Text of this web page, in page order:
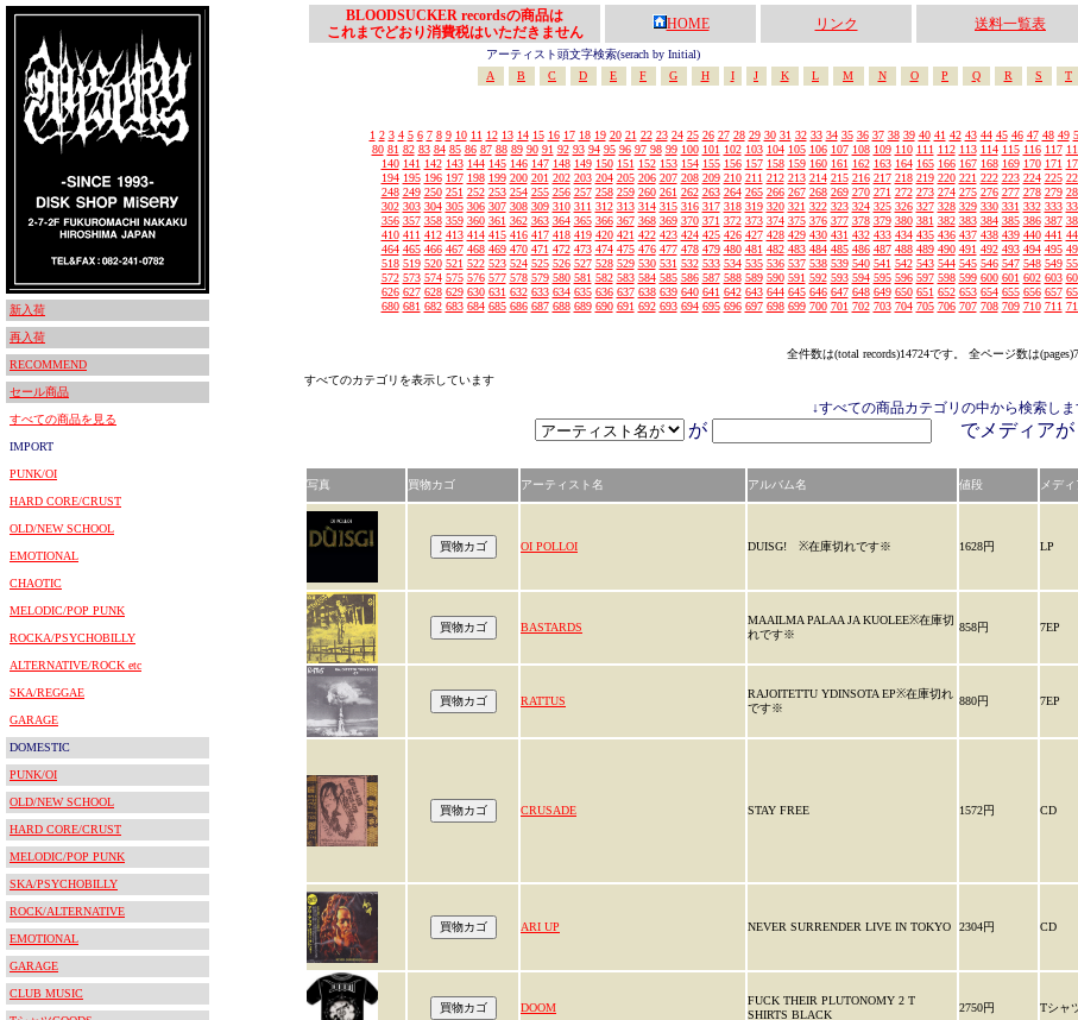
新入荷
再入荷
RECOMMEND
セール商品
すべての商品を見る
IMPORT
PUNK/OI
HARD CORE/CRUST
OLD/NEW SCHOOL
EMOTIONAL
CHAOTIC
MELODIC/POP PUNK
ROCKA/PSYCHOBILLY
ALTERNATIVE/ROCK etc
SKA/REGGAE
GARAGE
DOMESTIC
PUNK/OI
OLD/NEW SCHOOL
HARD CORE/CRUST
MELODIC/POP PUNK
SKA/PSYCHOBILLY
ROCK/ALTERNATIVE
EMOTIONAL
GARAGE
CLUB MUSIC
BLOODSUCKER recordsの商品は
これまでどおり消費税はいただきません
HOME リンク 送料一覧表
アーティスト頭文字検索(serach by Initial)
A
B C D E F G H I J K L M N O P Q R S T
1 2 3 4 5 6 7 8 9 10 11 12 13 14 15 16 17 18 19 20 21 22 23 24 25 26 27 28 29 30 31 32 33 34 35 36 37 38 39 40 41 42 43 44 45 46 47 48 49
80 81 82 83 84 85 86 87 88 89 90 91 92 93 94 95 96 97 98 99 100 101 102 103 104 105 106 107 108 109 110 111 112 113 114 115 116 117
140 141 142 143 144 145 146 147 148 149 150 151 152 153 154 155 156 157 158 159 160 161 162 163 164 165 166 167 168 169 170 171
194 195 196 197 198 199 200 201 202 203 204 205 206 207 208 209 210 211 212 213 214 215 216 217 218 219 220 221 222 223 224 225
248 249 250 251 252 253 254 255 256 257 258 259 260 261 262 263 264 265 266 267 268 269 270 271 272 273 274 275 276 277 278 279
302 303 304 305 306 307 308 309 310 311 312 313 314 315 316 317 318 319 320 321 322 323 324 325 326 327 328 329 330 331 332 333
356 357 358 359 360 361 362 363 364 365 366 367 368 369 370 371 372 373 374 375 376 377 378 379 380 381 382 383 384 385 386 387
410 411 412 413 414 415 416 417 418 419 420 421 422 423 424 425 426 427 428 429 430 431 432 433 434 435 436 437 438 439 440 441
464 465 466 467 468 469 470 471 472 473 474 475 476 477 478 479 480 481 482 483 484 485 486 487 488 489 490 491 492 493 494 495
518 519 520 521 522 523 524 525 526 527 528 529 530 531 532 533 534 535 536 537 538 539 540 541 542 543 544 545 546 547 548 549
572 573 574 575 576 577 578 579 580 581 582 583 584 585 586 587 588 589 590 591 592 593 594 595 596 597 598 599 600 601 602 603
626 627 628 629 630 631 632 633 634 635 636 637 638 639 640 641 642 643 644 645 646 647 648 649 650 651 652 653 654 655 656 657
680 681 682 683 684 685 686 687 688 689 690 691 692 693 694 695 696 697 698 699 700 701 702 703 704 705 706 707 708 709 710 711
全件数は(total records)14724です。 全ページ数は
すべてのカテゴリを表示しています
↓すべての商品カテゴリの中から検索し
が でメディア
写真 買物カゴ アーティスト名 アルバム名 値段 メディ
OI POLLOI DUISG! ※在庫切れです※ 1628円 LP
BASTARDS
MAAILMA PALAA JA KUOLEE※在庫切
れです※
858円 7EP
RATTUS
RAJOITETTU YDINSOTA EP※在庫切れ
です※
880円 7EP
CRUSADE STAY FREE 1572円 CD
ARI UP NEVER SURRENDER LIVE IN TOKYO 2304円 CD
DOOM
FUCK THEIR PLUTONOMY 2 T
SHIRTS BLACK
2750円 Tシャ